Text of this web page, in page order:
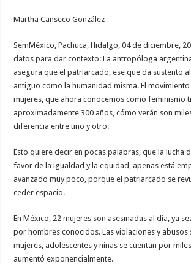
Martha Canseco González
SemMéxico, Pachuca, Hidalgo, 04 de diciembre,
datos para dar contexto: La antropóloga argentina
asegura que el patriarcado, ese que da sustento
antiguo como la humanidad misma. El
mujeres, que ahora conocemos como feminismo
aproximadamente 300 años, cómo verán son
diferencia entre uno y otro.
Esto quiere decir en pocas palabras, que la lucha
favor de la igualdad y la equidad, apenas está
avanzado muy poco, porque el patriarcado se
ceder espacio.
En México, 22 mujeres son asesinadas al día, ya
por hombres conocidos. Las violaciones y abusos
mujeres, adolescentes y niñas se cuentan por
aumentó exponencialmente.